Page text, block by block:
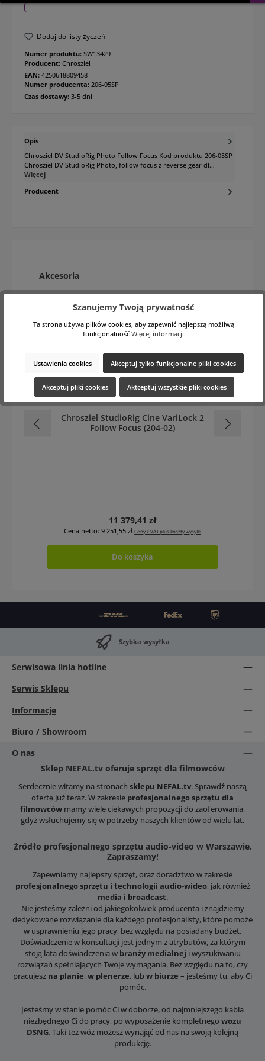
Dodaj do listy życzeń
Numer produktu: SW13429
Producent: Chrosziel
EAN: 4250618809458
Numer producenta: 206-05SP
Czas dostawy: 3-5 dni
Opis
Chrosziel DV StudioRig Photo Follow Focus Kod produktu 206-05SP
Chrosziel DV StudioRig Photo, follow focus z reverse gear dl…
Więcej
Producent
Pomiń galerię produktów
Akcesoria
Chrosziel StudioRig Cine VariLock 2
Follow Focus (204-02)
Cena regularna:
11 379,41 zł
Cena netto: 9 251,55 zł Ceny z VAT plus koszty wysyłki
Do koszyka
Szybka wysyłka
Serwisowa linia hotline
Serwis Sklepu
Informacje
Biuro / Showroom
O nas
Sklep NEFAL.tv oferuje sprzęt dla filmowców
Serdecznie witamy na stronach sklepu NEFAL.tv. Sprawdź naszą
ofertę już teraz. W zakresie profesjonalnego sprzętu dla
filmowców mamy wiele ciekawych propozycji do zaoferowania,
gdyż wsłuchujemy się w potrzeby naszych klientów od wielu lat.
Źródło profesjonalnego sprzętu audio-video w Warszawie.
Zapraszamy!
Zapewniamy najlepszy sprzęt, oraz doradztwo w zakresie
profesjonalnego sprzętu i technologii audio-wideo, jak również
media i broadcast.
Nie jesteśmy zależni od jakiegokolwiek producenta i znajdziemy
dedykowane rozwiązanie dla każdego profesjonalisty, które pomoże
w usprawnieniu jego pracy, bez względu na posiadany budżet.
Doświadczenie w konsultacji jest jednym z atrybutów, za którym
stoją lata doświadczenia w branży medialnej i wyszukiwaniu
rozwiązań spełniających Twoje wymagania. Bez względu na to, czy
pracujesz na planie,w plenerze, lubw biurze – jesteśmy tu, aby Ci
pomóc.
Jesteśmy w stanie pomóc Ci w doborze, od najmniejszego kabla
niezbędnego Ci do pracy, po wyposażenie kompletnego wozu
DSNG. Taki też wóz możesz wynająć od nas na swoją kolejną
produkcję.
Szanujemy Twoją prywatność
Ta strona używa plików cookies, aby zapewnić najlepszą możliwą
funkcjonalność Więcej informacji
Ustawienia cookies Akceptuj tylko funkcjonalne pliki cookies
Akceptuj pliki cookies Aktceptuj wszystkie pliki cookies